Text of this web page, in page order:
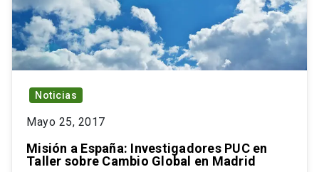
Noticias
Mayo 25, 2017
Misión a España: Investigadores PUC en
Taller sobre Cambio Global en Madrid